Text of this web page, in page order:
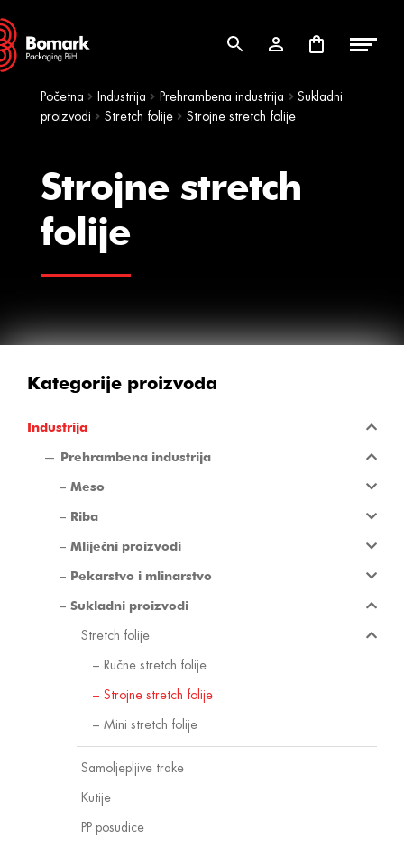
Skip
to
navigation
Skip
to
content
Početna Industrija Prehrambena industrija
Sukladni
proizvodi
Stretch folije Strojne stretch folije
Strojne stretch
folije
Kategorije proizvoda
Industrija
Prehrambena industrija
Meso
Riba
Mliječni proizvodi
Pekarstvo i mlinarstvo
Sukladni proizvodi
Stretch folije
Ručne stretch folije
Strojne stretch folije
Mini stretch folije
Samoljepljive trake
Kutije
PP posudice